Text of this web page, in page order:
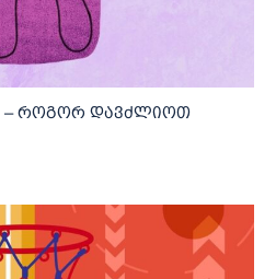
– როგორ დავძლიოთ